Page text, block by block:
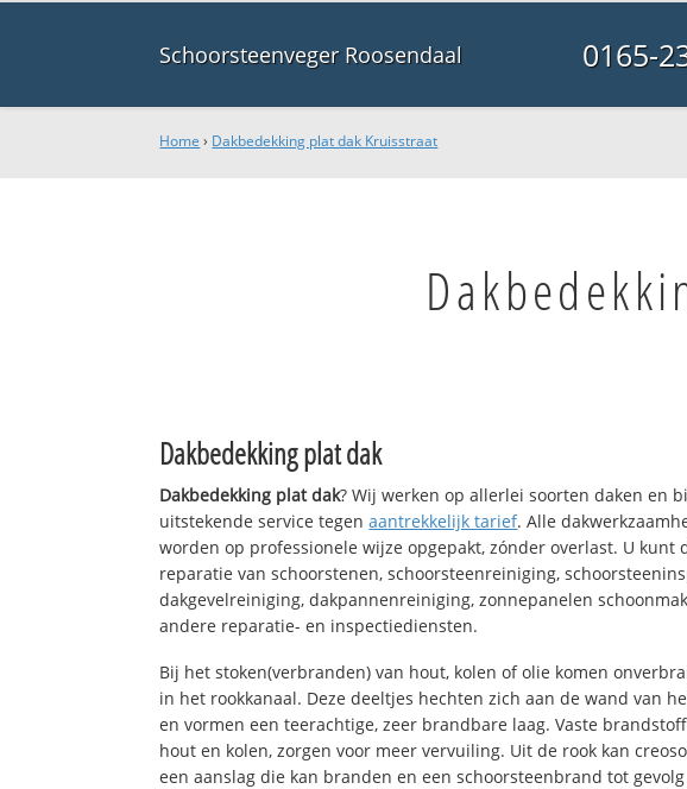
Schoorsteenveger Roosendaal 0165-
Home › Dakbedekking plat dak Kruisstraat
Dakbedekking plat dak
Dakbedekking plat dak? Wij werken op allerlei soorten daken en
uitstekende service tegenaantrekkelijk tarief. Alle
worden op professionele wijze opgepakt, zónder overlast. U kunt
reparatie van schoorstenen, schoorsteenreiniging,
dakgevelreiniging, dakpannenreiniging, zonnepanelen
andere reparatie- en inspectiediensten.
Bij het stoken(verbranden) van hout, kolen of olie komen
in het rookkanaal. Deze deeltjes hechten zich aan de wand van
en vormen een teerachtige, zeer brandbare laag. Vaste
hout en kolen, zorgen voor meer vervuiling. Uit de rook kan
een aanslag die kan branden en een schoorsteenbrand tot gevolg